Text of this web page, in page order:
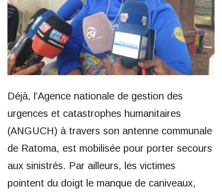
Déjà, l’Agence nationale de gestion des
urgences et catastrophes humanitaires
(ANGUCH) à travers son antenne communale
de Ratoma, est mobilisée pour porter secours
aux sinistrés. Par ailleurs, les victimes
pointent du doigt le manque de caniveaux,